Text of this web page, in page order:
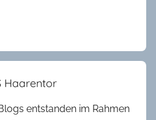
Haarentor
entstanden im Rahmen